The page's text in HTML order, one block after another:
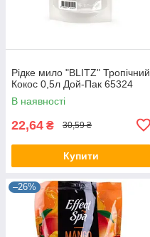
Рідке мило "BLITZ" Тропічний
Кокос 0,5л Дой-Пак 65324
В наявності
22,64 ₴ 30,59 ₴
Купити
–26%